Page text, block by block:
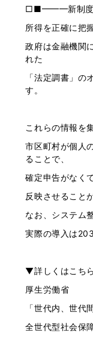
□■━━━新制
所得を正確に把
政府は金融機関
れた
「法定調書」の
す。
これらの情報を
市区町村が個人
ることで、
確定申告がなく
反映させること
なお、システム
実際の導入は
▼詳しくはこちら
厚生労働省
「世代内、世代
全世代型社会保